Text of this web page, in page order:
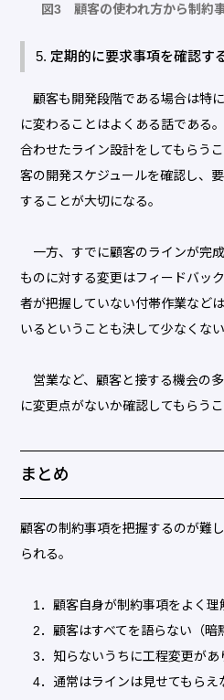
図3 顧客の使われ方から制約
5. 定期的に要求事項を確認す
顧客も開発段階である場合は特
に変わることはよくある話である
合わせたライン設計をしてもらう
客の開発スケジュールを確認し、
することが大切になる。
一方、すでに顧客のラインが完
ものに対する変更はフィードバッ
者が把握していない付帯作業など
いるということも決して少なくない
営業など、顧客と接する機会の
に変更点がないか確認してもらう
まとめ
顧客の制約事項を把握するのが難
られる。
1．顧客自身が制約事項をよく理
2．顧客はすべてを語らない（暗
3．知らないうちに工程変更があ
4．通常はラインは見せてもらえ